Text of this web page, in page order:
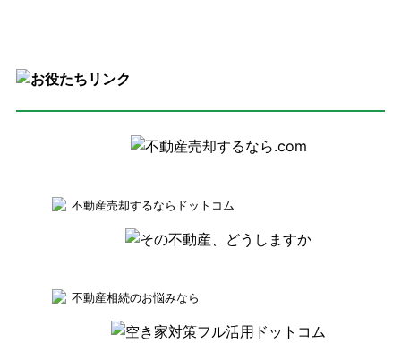
不動産売却するならドットコム
不動産相続のお悩みなら